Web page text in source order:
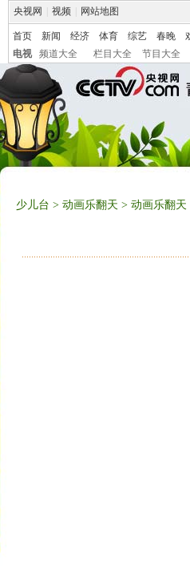
央视网 视频 网站地图
首页 新闻 经济 体育 综艺 春晚
电视
频道大全 栏目大全 节目大全
少儿台 > 动画乐翻天 > 动画乐翻天